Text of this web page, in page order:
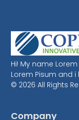
Hi! My name
Lorem Pisum and
© 2026 All Rights
Company